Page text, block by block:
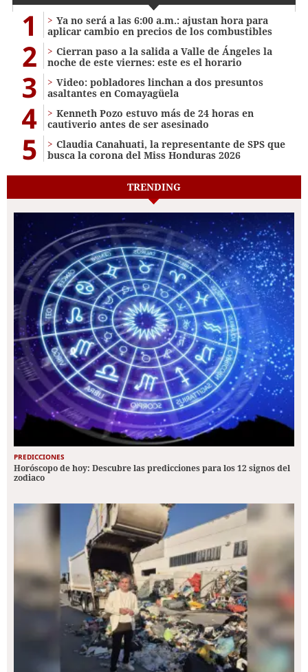
1
Ya no será a las 6:00 a.m.: ajustan hora para
aplicar cambio en precios de los combustibles
2
Cierran paso a la salida a Valle de Ángeles la
noche de este viernes: este es el horario
3
Video: pobladores linchan a dos presuntos
asaltantes en Comayagüela
4
Kenneth Pozo estuvo más de 24 horas en
cautiverio antes de ser asesinado
5
Claudia Canahuati, la representante de SPS que
busca la corona del Miss Honduras 2026
TRENDING
PREDICCIONES
Horóscopo de hoy: Descubre las predicciones para los 12 signos del
zodiaco